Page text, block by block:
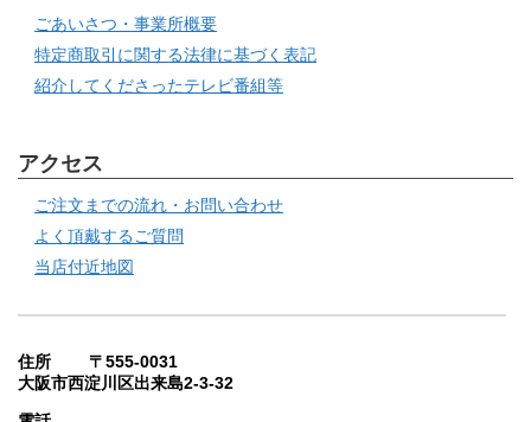
ごあいさつ・事業所概要
特定商取引に関する法律に基づく表記
紹介してくださったテレビ番組等
アクセス
ご注文までの流れ・お問い合わせ
よく頂戴するご質問
当店付近地図
住所 〒555-0031
大阪市西淀川区出来島2-3-32